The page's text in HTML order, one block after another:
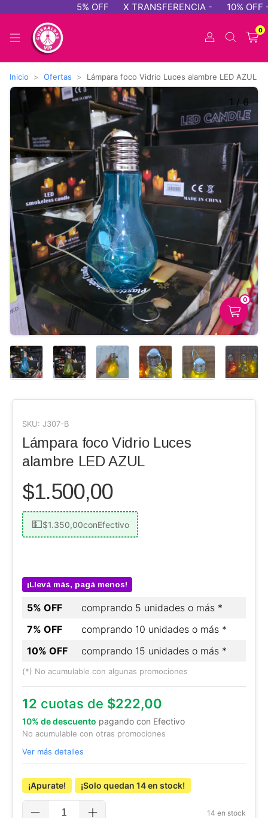
5% OFF X TRANSFERENCIA - 10% OFF -
0
Inicio > Ofertas > Lámpara foco Vidrio Luces alambre LED AZUL
1 / 6
0
SKU: J307-B
Lámpara foco Vidrio Luces
alambre LED AZUL
$1.500,00
$1.350,00conEfectivo
¡Llevá más, pagá menos!
5% OFF
comprando 5 unidades o más *
7% OFF
comprando 10 unidades o más *
10% OFF
comprando 15 unidades o más *
(*) No acumulable con algunas promociones
12 cuotas de $222,00
10% de descuento pagando con Efectivo
No acumulable con otras promociones
Ver más detalles
¡Apurate! ¡Solo quedan 14en stock!
14 en stock